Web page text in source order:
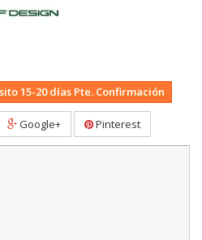
15-20 días Pte. Confirmación
Google+ Pinterest